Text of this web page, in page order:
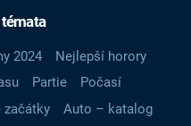
2024
Nejlepší horory
Partie
Počasí
začátky
Auto – katalog